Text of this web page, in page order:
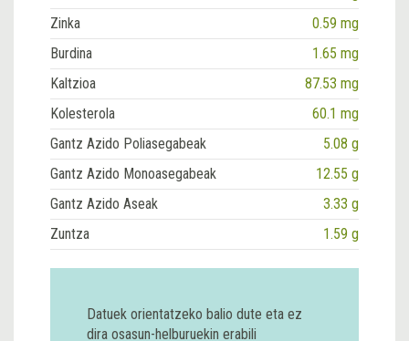
Zinka
0.59 mg
Burdina
1.65 mg
Kaltzioa
87.53 mg
Kolesterola
60.1 mg
Gantz Azido Poliasegabeak
5.08 g
Gantz Azido Monoasegabeak
12.55 g
Gantz Azido Aseak
3.33 g
Zuntza
1.59 g
Datuek orientatzeko balio dute eta ez
dira osasun-helburuekin erabili